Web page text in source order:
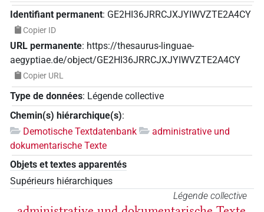
Identifiant permanent: GE2HI36JRRCJXJYIWVZTE2A4CY
Copier ID
URL permanente: https://thesaurus-linguae-
aegyptiae.de/object/GE2HI36JRRCJXJYIWVZTE2A4CY
Copier URL
Type de données: Légende collective
Chemin(s) hiérarchique(s):
Demotische Textdatenbank
administrative und
dokumentarische Texte
Objets et textes apparentés
Supérieurs hiérarchiques
Légende collective